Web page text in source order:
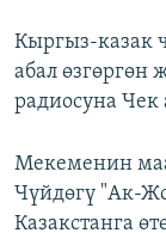
Кыргыз-казак
абал өзгөргөн
радиосуна
Мекеменин
Чүйдөгү "Ак-
Казакстанга